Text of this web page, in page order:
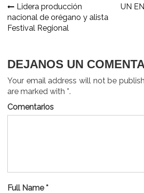
Navegación
de
Lidera producción
nacional de orégano y alista
Festival Regional
UN
DEJANOS UN
Your email address will not be
are marked with *.
Comentarios
Full Name *